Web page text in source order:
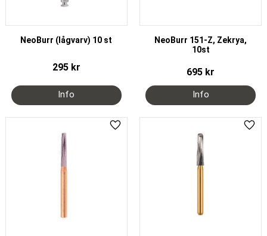
NeoBurr (lågvarv) 10 st
295kr
NeoBurr 151-Z, Zekrya,
10st
695 kr
Add to favorites Add